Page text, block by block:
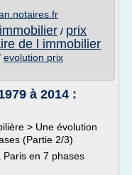
/ prix
de l immobilier
evolution prix
à 2014 :
> Une évolution
(Partie 2/3)
Paris en 7 phases